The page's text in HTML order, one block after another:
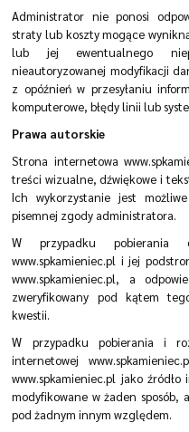
Administrator nie ponosi
straty lub koszty mogące
lub jej ewentualnego
nieautoryzowanej modyfikacji
z opóźnień w przesyłaniu
komputerowe, błędy linii lub
Prawa autorskie
Strona internetowa
treści wizualne, dźwiękowe i
Ich wykorzystanie jest
pisemnej zgody administratora.
W przypadku pobierania
www.spkamieniec.pl i jej
www.spkamieniec.pl, a
zweryfikowany pod kątem
kwestii.
W przypadku pobierania i
internetowej
www.spkamieniec.pl jako
modyfikowane w żaden
pod żadnym innym względem.